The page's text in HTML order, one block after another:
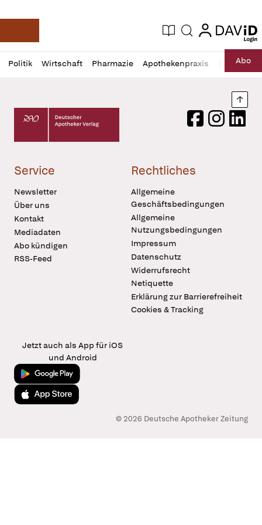
Deutsche Apotheker Zeitung
Aktuelle Ausgabe
Suche login
login
Politik Wirtschaft Pharmazie Apothekenpraxis RechtAbo
Profil
öffnen
Daz
Pur
Deutscher Apotheker Verlag Logo
FacebookInstagram
Service
Newsletter
Über uns
Kontakt
Mediadaten
Abo kündigen
RSS-Feed
Rechtliches
Allgemeine
Geschäftsbedingungen
Allgemeine
Nutzungsbedingungen
Impressum
Datenschutz
Widerrufsrecht
Netiquette
Erklärung zur Barrierefreiheit
Cookies & Tracking
Jetzt auch als App für iOS
und Android
Jetzt bei Google Play
Laden im App Store
© 2026 Deutsche Apotheker Zeitung